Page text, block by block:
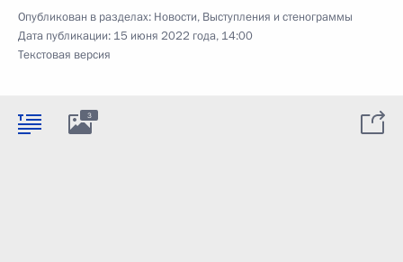
Опубликован в разделах: Новости, Выступления и стенограммы
Дата публикации: 15 июня 2022 года, 14:00
Текстовая версия
3